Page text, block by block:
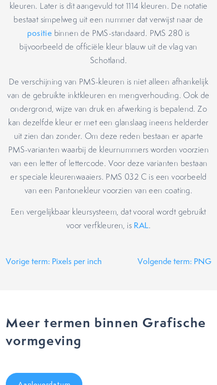
kleuren. Later is dit aangevuld tot 1114 kleuren. De notatie
bestaat simpelweg uit een nummer dat verwijst naar de
positie binnen de PMS-standaard. PMS 280 is
bijvoorbeeld de officiële kleur blauw uit de vlag van
Schotland.
De verschijning van PMS-kleuren is niet alleen afhankelijk
van de gebruikte inktkleuren en mengverhouding. Ook de
ondergrond, wijze van druk en afwerking is bepalend. Zo
kan dezelfde kleur er met een glanslaag ineens helderder
uit zien dan zonder. Om deze reden bestaan er aparte
PMS-varianten waarbij de kleurnummers worden voorzien
van een letter of lettercode. Voor deze varianten bestaan
er speciale kleurenwaaiers. PMS 032 C is een voorbeeld
van een Pantonekleur voorzien van een coating.
Een vergelijkbaar kleursysteem, dat vooral wordt gebruikt
voor verfkleuren, is RAL.
Vorige term: Pixels per inch Volgende term: PNG
Meer termen binnen Grafische
vormgeving